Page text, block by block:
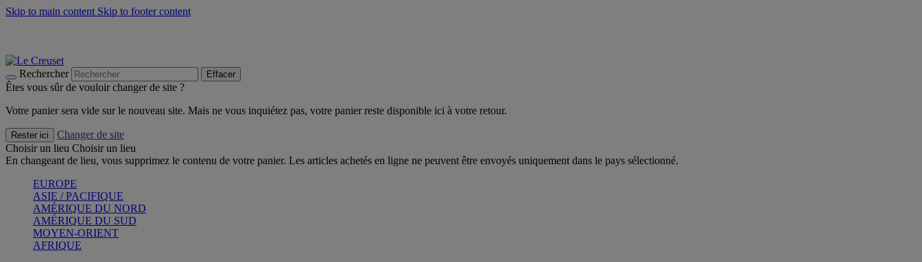
Skip to main content Skip to footer content
Rechercher Effacer
Êtes vous sûr de vouloir changer de site ?
Votre panier sera vide sur le nouveau site. Mais ne vous inquiétez pas, votre panier reste disponible ici à votre retour.
Rester ici
Changer de site
Choisir un lieu Choisir un lieu
En changeant de lieu, vous supprimez le contenu de votre panier. Les articles achetés en ligne ne peuvent être envoyés uniquement dans le pays sélectionné.
EUROPE
ASIE / PACIFIQUE
AMÉRIQUE DU NORD
AMÉRIQUE DU SUD
MOYEN-ORIENT
AFRIQUE